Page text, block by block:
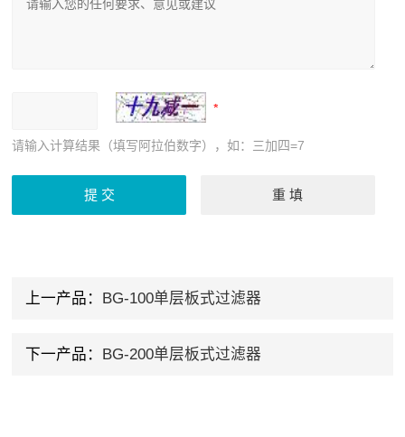
请输入计算结果（填写阿拉伯数字），如：三加四=7
上一产品： BG-100单层板式过滤器
下一产品： BG-200单层板式过滤器